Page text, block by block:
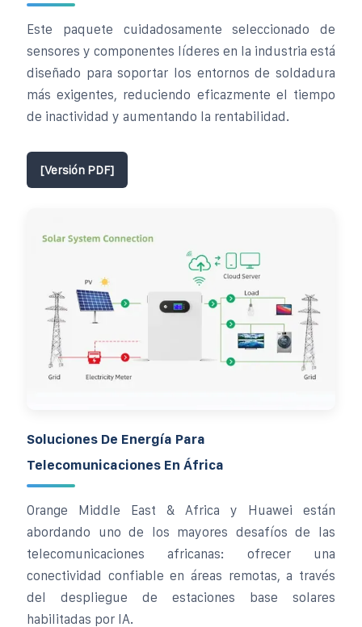
Este paquete cuidadosamente seleccionado de
sensores y componentes líderes en la industria está
diseñado para soportar los entornos de soldadura
más exigentes, reduciendo eficazmente el tiempo
de inactividad y aumentando la rentabilidad.
[Versión PDF]
Soluciones De Energía Para
Telecomunicaciones En África
Orange Middle East & Africa y Huawei están
abordando uno de los mayores desafíos de las
telecomunicaciones africanas: ofrecer una
conectividad confiable en áreas remotas, a través
del despliegue de estaciones base solares
habilitadas por IA.